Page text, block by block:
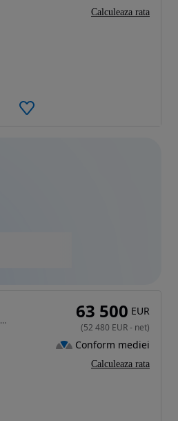
Calculeaza rata
2967 cm3 • 286 CP • 52.500 NET // 11.902 KM // TVA Deductibil // Punte Viratoare Spate 63 500 EUR
(52 480 EUR- net)
Conform mediei
Calculeaza rata